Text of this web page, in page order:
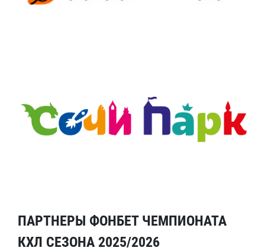
ПАРТНЕРЫ ФОНБЕТ ЧЕМПИОНАТА
КХЛ СЕЗОНА 2025/2026